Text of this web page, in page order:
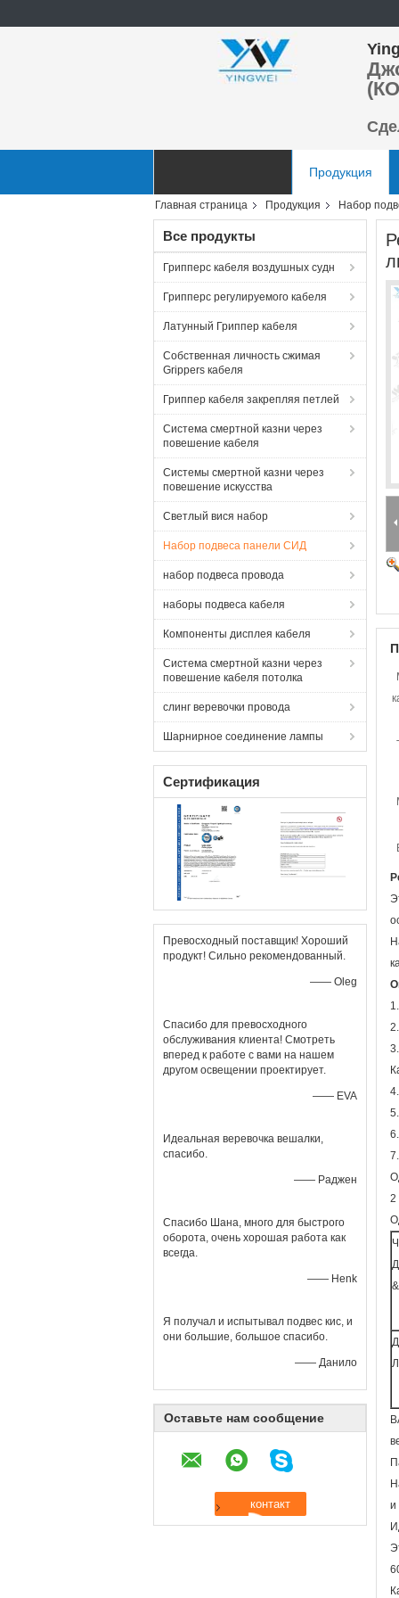
Продукция
Отправить запрос
Главная страница Продукция Набор
Все продукты
Грипперс кабеля воздушных судн
Грипперс регулируемого кабеля
Латунный Гриппер кабеля
Собственная личность сжимая
Grippers кабеля
Гриппер кабеля закрепляя петлей
Система смертной казни через
повешение кабеля
Системы смертной казни через
повешение искусства
Светлый вися набор
Набор подвеса панели СИД
набор подвеса провода
наборы подвеса кабеля
Компоненты дисплея кабеля
Система смертной казни через
повешение кабеля потолка
слинг веревочки провода
Шарнирное соединение лампы
Сертификация
Превосходный поставщик! Хороший
продукт! Сильно рекомендованный.
—— Oleg
Спасибо для превосходного
обслуживания клиента! Смотреть
вперед к работе с вами на нашем
другом освещении проектирует.
—— EVA
Идеальная веревочка вешалки,
спасибо.
—— Раджен
Спасибо Шана, много для быстрого
оборота, очень хорошая работа как
всегда.
—— Henk
Я получал и испытывал подвес кис, и
они большие, большое спасибо.
—— Данило
Оставьте нам сообщение
2
и